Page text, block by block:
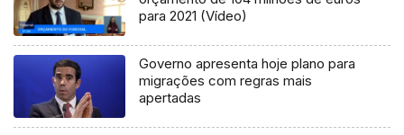
para 2021 (Vídeo)
Governo apresenta hoje plano para
migrações com regras mais
apertadas